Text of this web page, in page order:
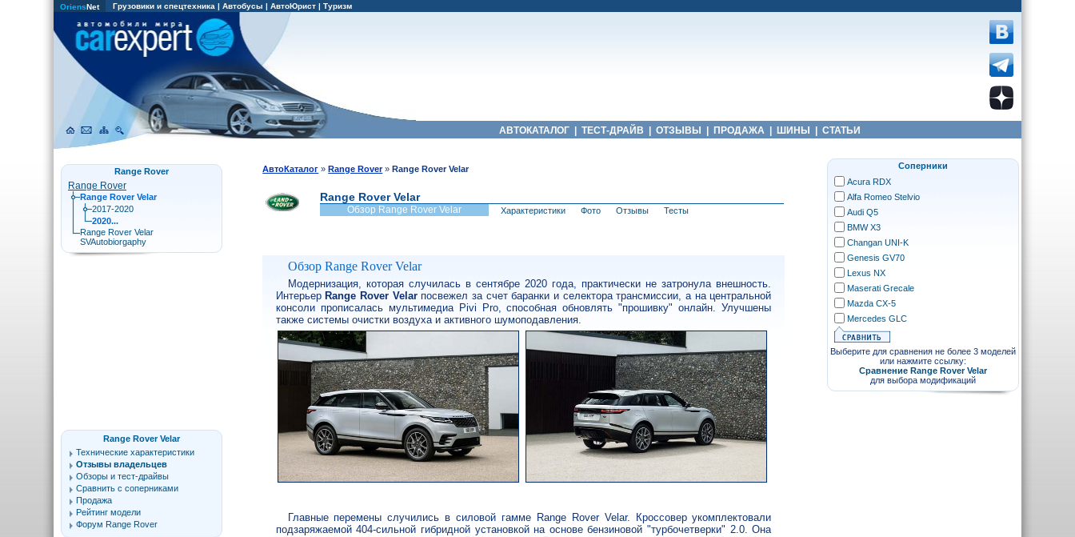
OriensNet Грузовики и спецтехника | Автобусы | АвтоЮрист | Туризм
АВТОКАТАЛОГ ТЕСТ-ДРАЙВ ОТЗЫВЫ ПРОДАЖА ШИНЫ СТАТЬИ
АвтоКаталог »Range Rover»Range Rover Velar
Range Rover Velar
Обзор Range Rover Velar Характеристики Фото Отзывы Тесты
Обзор Range Rover Velar
Модернизация, которая случилась в сентябре 2020 года, практически не затронула внешность.
Интерьер Range Rover Velarпосвежел за счет баранки и селектора трансмиссии, а на центральной
консоли прописалась мультимедиа Pivi Pro, способная обновлять "прошивку" онлайн. Улучшены
также системы очистки воздуха и активного шумоподавления.
Главные перемены случились в силовой гамме Range Rover Velar. Кроссовер укомплектовали
подзаряжаемой 404-сильной гибридной установкой на основе бензиновой "турбочетверки" 2.0. Она
Range Rover
Range Rover
Range Rover Velar
2017-2020
2020...
Range Rover Velar
SVAutobiorgaphy
Range Rover Velar
Технические характеристики
Отзывы владельцев
Обзоры и тест-драйвы
Сравнить с соперниками
Продажа
Рейтинг модели
Форум Range Rover
Соперники
Acura RDX
Alfa Romeo Stelvio
Audi Q5
BMW X3
Changan UNI-K
Genesis GV70
Lexus NX
Maserati Grecale
Mazda CX-5
Mercedes GLC
Выберите для сравнения не более 3 моделей
или нажмите ссылку:
Сравнение Range Rover Velar
для выбора модификаций